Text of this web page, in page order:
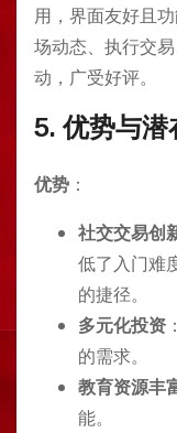
用，界面友好且
场动态、执行交
动，广受好评。
5.优势与潜
优势 ：
社交交易创
低了入门难
的捷径。
多元化投资
的需求。
教育资源丰
能。